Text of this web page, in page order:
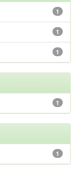
1
1
1
1
1